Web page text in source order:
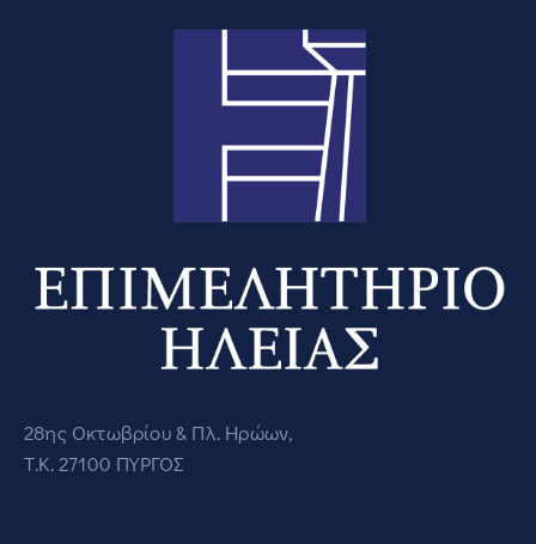
28ης Οκτωβρίου & Πλ. Ηρώων,
Τ.Κ. 27100 ΠΥΡΓΟΣ